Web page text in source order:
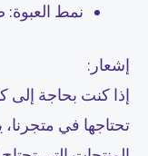
نمط
إشعار:
إذا كنت بحاجة إلى
تحتاجها في